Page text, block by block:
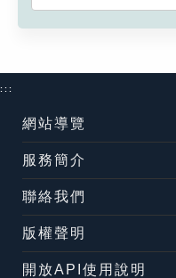
:::
網站導覽
服務簡介
聯絡我們
版權聲明
開放API使用說明